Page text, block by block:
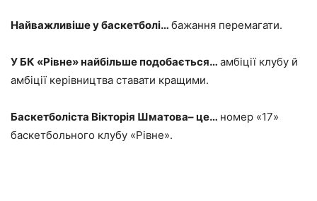
Найважливіше у баскетболі… бажання перемагати.
У БК «Рівне» найбільше подобається… амбіції клубу й
амбіції керівництва ставати кращими.
Баскетболіста Вікторія Шматова– це… номер «17»
баскетбольного клубу «Рівне».